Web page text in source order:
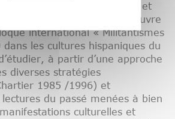
ces narrations artistiques et
d’aujourd’hui mettent en œuvre
international « Militantismes
les cultures hispaniques du
à partir d’une approche
diverses stratégies
1985 /1996) et
du passé menées à bien
culturelles et